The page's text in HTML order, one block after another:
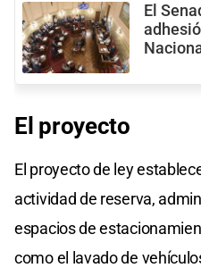
El
El proyecto
El proyecto de ley
actividad de reserva,
espacios de
como el lavado de